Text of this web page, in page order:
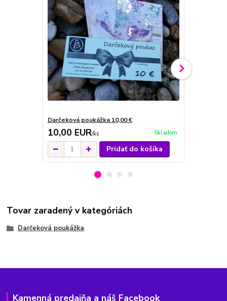
Darčeková poukážka 10,00 €
10,00 EUR/ks Skladom
Pridať do košíka
Tovar zaradený v kategóriách
Darčeková poukážka
Kamenná predajňa a náš Facebook